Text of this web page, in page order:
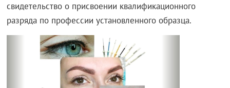
свидетельство о присвоении квалификационного
разряда по профессии установленного образца.